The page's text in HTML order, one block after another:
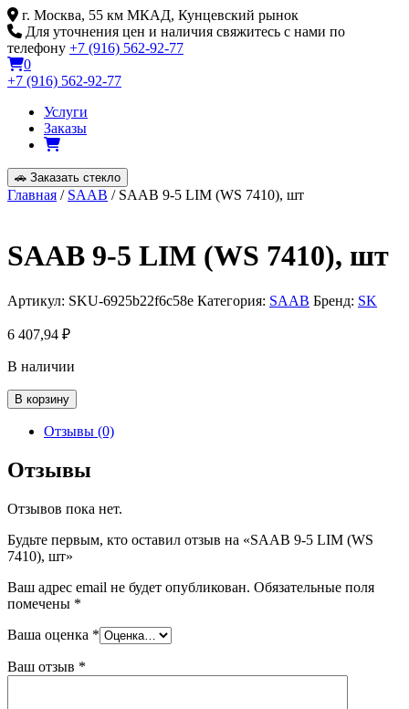
Skip
to
content
г. Москва, 55 км МКАД, Кунцевский рынок
Для уточнения цен и наличия свяжитесь с нами по
телефону +7 (916) 562-92-77
0
+7 (916) 562-92-77
Услуги
Заказы
🚗 Заказать стекло
Главная / SAAB / SAAB 9-5 LIM (WS 7410), шт
SAAB 9-5 LIM (WS 7410), шт
Артикул: SKU-6925b22f6c58e Категория: SAAB Бренд: SK
6 407,94 ₽
В наличии
Количество
товара
SAAB
5
LIM
7410),
В корзину
Отзывы (0)
Отзывы
Отзывов пока нет.
Будьте первым, кто оставил отзыв на «SAAB 9-5 LIM (WS
7410), шт»
Ваш адрес email не будет опубликован. Обязательные поля
помечены *
Ваша оценка *
Ваш отзыв *